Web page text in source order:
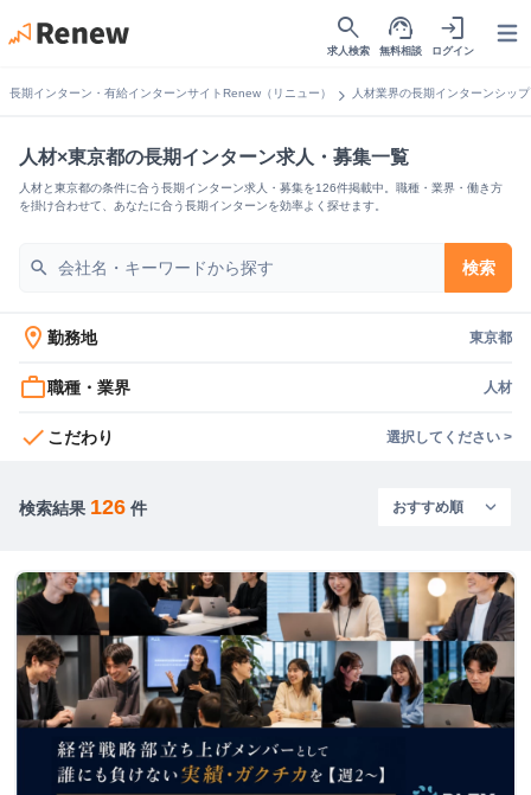
search
求人検索
support_agent
無料相談
login
ログイン
長期インターン・有給インターンサイトRenew（リニュー） chevron_right 人材業界の長期インターンシップ
人材×東京都の長期インターン求人・募集一覧
人材と東京都の条件に合う長期インターン求人・募集を126件掲載中。職種・業界・働き方
を掛け合わせて、あなたに合う長期インターンを効率よく探せます。
search 検索
location_on 勤務地 東京都
work_outline職種・業界 人材
check こだわり 選択してください >
検索結果 126 件